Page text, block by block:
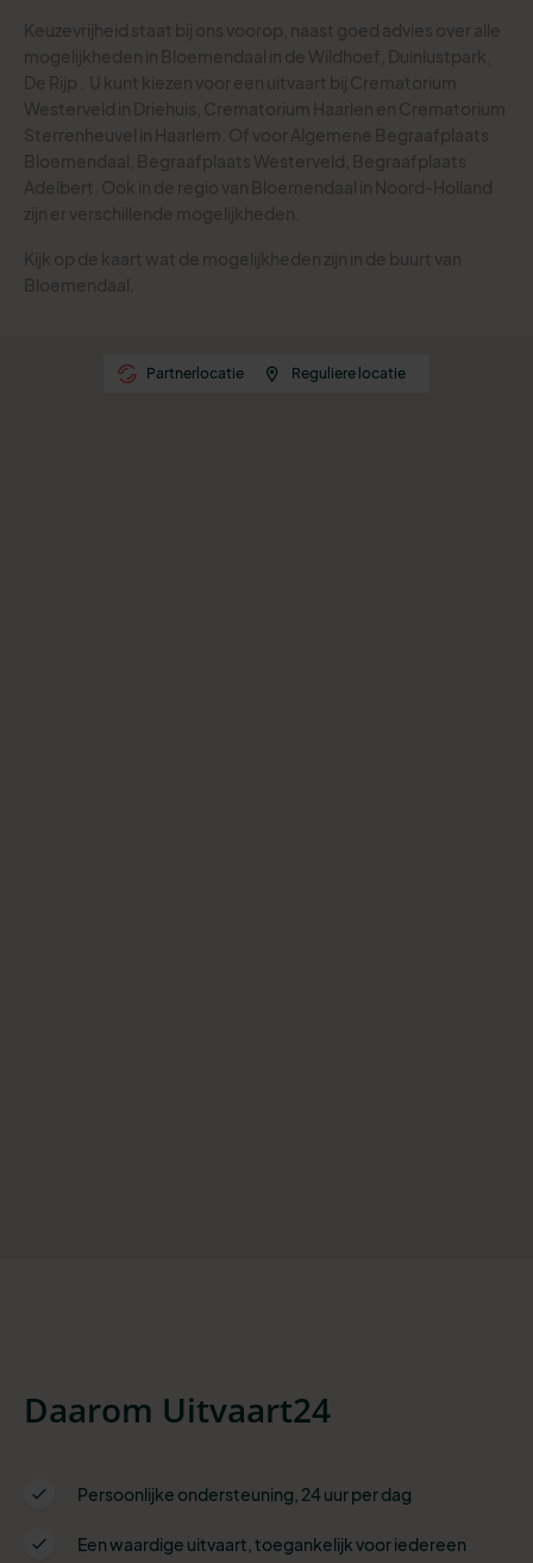
Partnerlocatie Reguliere locatie
Daarom Uitvaart24
Persoonlijke ondersteuning, 24 uur per dag
Een waardige uitvaart, toegankelijk voor iedereen